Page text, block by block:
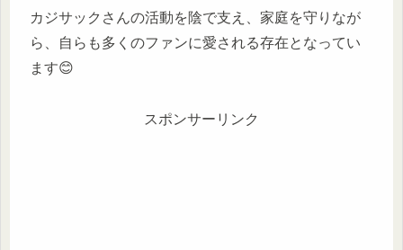
カジサックさんの活動を陰で支え、家庭を守りなが
ら、自らも多くのファンに愛される存在となってい
ます😊
スポンサーリンク